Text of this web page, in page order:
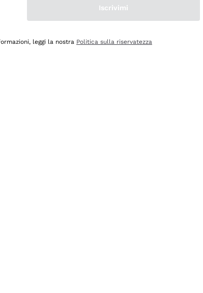
Iscrivimi
leggi la nostra Politica sulla riservatezza